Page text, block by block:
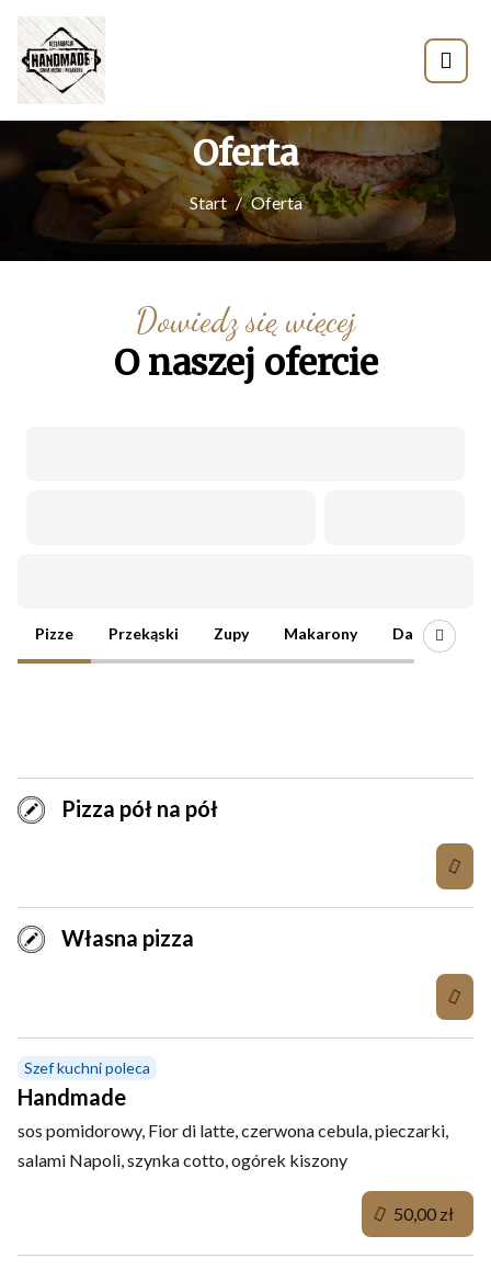
Oferta
Start Oferta
Dowiedz się więcej
O naszej ofercie
Oferta
Pizze Przekąski Zupy Makarony Danie mięsne
Pizza pół na pół
Własna pizza
Szef kuchni poleca
Handmade
sos pomidorowy, Fior di latte, czerwona cebula, pieczarki,
salami Napoli, szynka cotto, ogórek kiszony